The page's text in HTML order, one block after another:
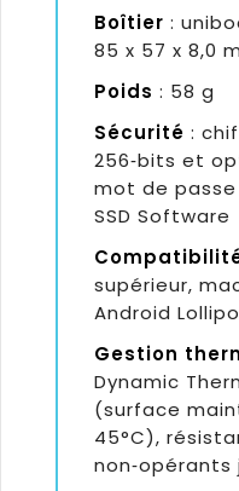
Boîtier :
85 x 57 x 8,0
Poids : 58 g
Sécurité :
256‑bits et
mot de passe
SSD Software
supérieur,
Android
Gestion
Dynamic
(surface
45°C),
non‑opérants